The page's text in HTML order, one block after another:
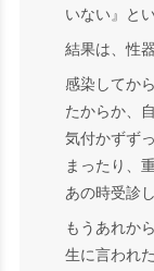
いない』と
結果は、性
感染してか
たからか、
気付かずず
まったり、
あの時受診
もうあれか
生に言われ